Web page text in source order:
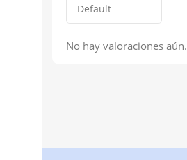
No hay valoraciones aún.